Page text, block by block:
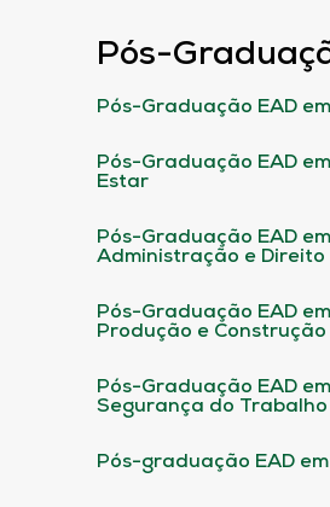
Pós-
Pós-Graduação EAD
Pós-Graduação EAD
Estar
Pós-Graduação EAD
Administração e Direito
Pós-Graduação EAD
Produção e Construção
Pós-Graduação EAD
Segurança do Trabalho
Pós-graduação EAD